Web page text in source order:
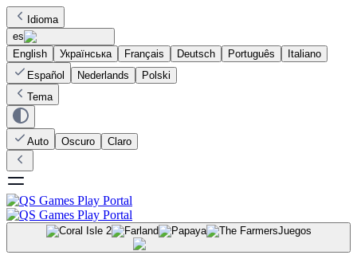
Idioma
es
English
Українська Français Deutsch Português
Italiano
Español
Nederlands
Polski
Tema
Auto Oscuro Claro
Juegos